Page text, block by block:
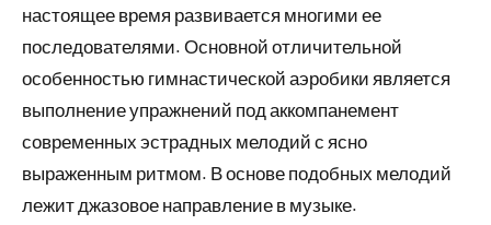
настоящее время развивается многими ее
последователями. Основной отличительной
особенностью гимнастической аэробики является
выполнение упражнений под аккомпанемент
современных эстрадных мелодий с ясно
выраженным ритмом. В основе подобных мелодий
лежит джазовое направление в музыке.